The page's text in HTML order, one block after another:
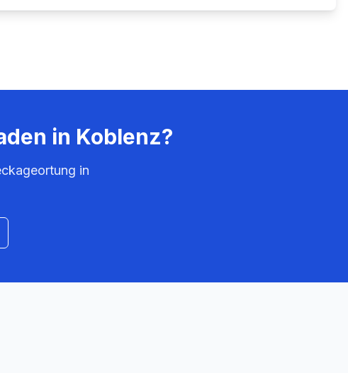
in Koblenz?
in